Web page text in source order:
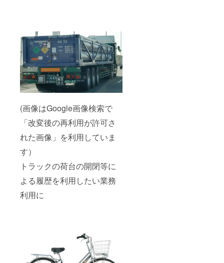
(画像はGoogle画像検索で
「改変後の再利用が許可さ
れた画像」を利用していま
す）
トラックの荷台の開閉等に
よる履歴を利用したい業務
利用に